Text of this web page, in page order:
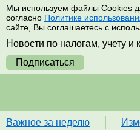
Мы используем файлы Cookies
согласно Политике
сайте, Вы соглашаетесь с
Новости по налогам, учету и
Подписаться
Важное за неделю